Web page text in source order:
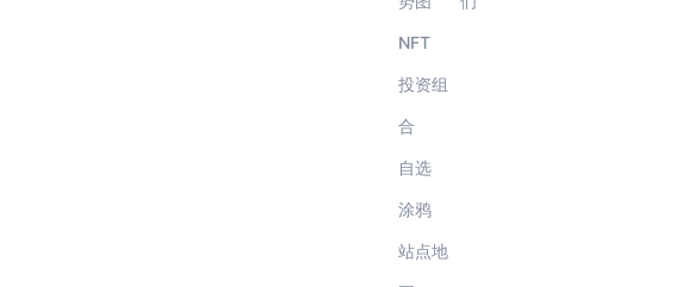
NFT
投资组
合
自选
涂鸦
站点地